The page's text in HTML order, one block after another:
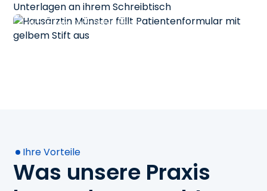
von Standard- und Reiseimpfungen nach
aktuellen Empfehlungen.
Ihre Vorteile
Was unsere Praxis